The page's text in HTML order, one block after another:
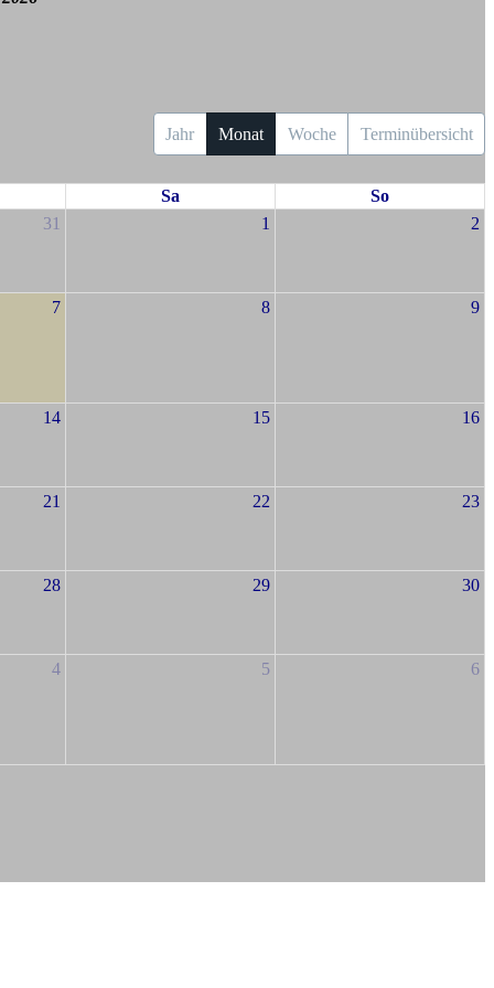
Jahr Monat Woche Terminübersicht
Sa
So
31
1 2
7 8 9
14 15 16
21 22 23
28 29 30
4 5 6